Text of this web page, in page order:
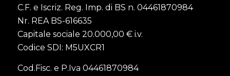
C.F. e Iscriz. Reg. Imp. di BS n. 04461870984
Nr. REA BS-616635
Capitale sociale 20.000,00 € i.v.
Codice SDI: M5UXCR1
Cod.Fisc. e P.Iva 04461870984